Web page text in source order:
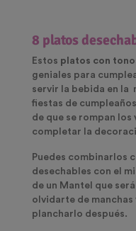
8 platos
Estos platos con
geniales para
servir la bebida en la
fiestas de
de que se rompan
completar la
Puedes combinarlos
desechables con el
de un Mantel que
olvidarte de
plancharlo después.